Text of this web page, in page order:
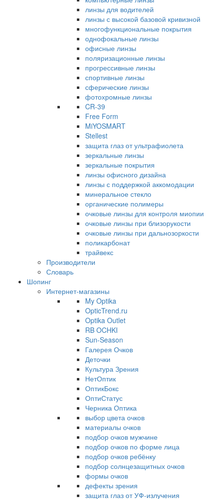
линзы для водителей
линзы с высокой базовой кривизной
многофункциональные покрытия
однофокальные линзы
офисные линзы
поляризационные линзы
прогрессивные линзы
спортивные линзы
сферические линзы
фотохромные линзы
CR-39
Free Form
MiYOSMART
Stellest
защита глаз от ультрафиолета
зеркальные линзы
зеркальные покрытия
линзы офисного дизайна
линзы с поддержкой аккомодации
минеральное стекло
органические полимеры
очковые линзы для контроля миопии
очковые линзы при близорукости
очковые линзы при дальнозоркости
поликарбонат
трайвекс
Производители
Словарь
Шопинг
Интернет-магазины
My Optika
OpticTrend.ru
Optika Outlet
RB OCHKI
Sun-Season
Галерея Очков
Деточки
Культура Зрения
НетОптик
ОптикБокс
ОптиСтатус
Черника Оптика
выбор цвета очков
материалы очков
подбор очков мужчине
подбор очков по форме лица
подбор очков ребёнку
подбор солнцезащитных очков
формы очков
дефекты зрения
защита глаз от УФ-излучения